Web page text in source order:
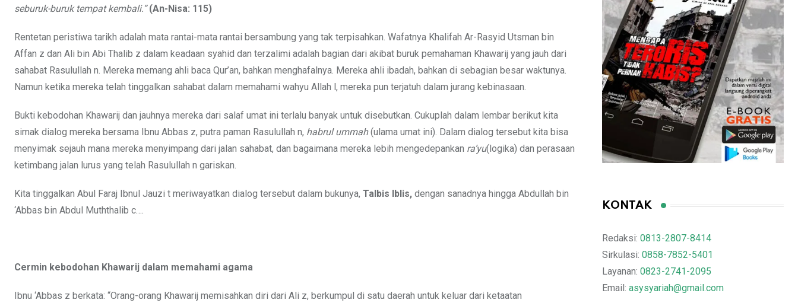
seburuk-buruk tempat kembali.” (An-Nisa: 115)
Rentetan peristiwa tarikh adalah mata rantai-mata rantai bersambung yang tak terpisahkan. Wafatnya Khalifah Ar-Rasyid Utsman bin
Affan z dan Ali bin Abi Thalib z dalam keadaan syahid dan terzalimi adalah bagian dari akibat buruk pemahaman Khawarij yang jauh dari
sahabat Rasulullah n. Mereka memang ahli baca Qur’an, bahkan menghafalnya. Mereka ahli ibadah, bahkan di sebagian besar waktunya.
Namun ketika mereka telah tinggalkan sahabat dalam memahami wahyu Allah l, mereka pun terjatuh dalam jurang kebinasaan.
Bukti kebodohan Khawarij dan jauhnya mereka dari salaf umat ini terlalu banyak untuk disebutkan. Cukuplah dalam lembar berikut kita
simak dialog mereka bersama Ibnu Abbas z, putra paman Rasulullah n, habrul ummah(ulama umat ini). Dalam dialog tersebut kita bisa
menyimak sejauh mana mereka menyimpang dari jalan sahabat, dan bagaimana mereka lebih mengedepankan ra’yu(logika) dan perasaan
ketimbang jalan lurus yang telah Rasulullah n gariskan.
Kita tinggalkan Abul Faraj Ibnul Jauzi t meriwayatkan dialog tersebut dalam bukunya, Talbis Iblis, dengan sanadnya hingga Abdullah bin
‘Abbas bin Abdul Muththalib c….
Cermin kebodohan Khawarij dalam memahami agama
Ibnu ‘Abbas z berkata: “Orang-orang Khawarij memisahkan diri dari Ali z, berkumpul di satu daerah untuk keluar dari ketaatan
KONTAK
Redaksi: 0813-2807-8414
Sirkulasi: 0858-7852-5401
Layanan: 0823-2741-2095
Email: asysyariah@gmail.com